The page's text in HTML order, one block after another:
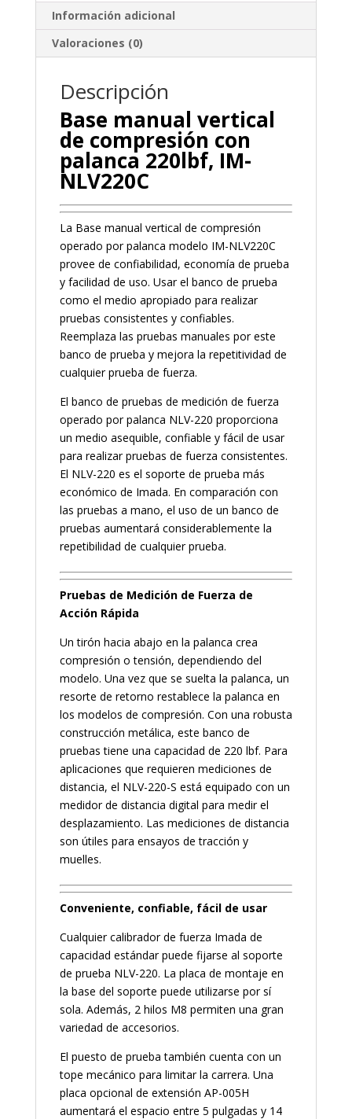
Información adicional
Valoraciones (0)
Descripción
Base manual vertical
de compresión con
palanca 220lbf, IM-
NLV220C
La Base manual vertical de compresión
operado por palanca modelo IM-NLV220C
provee de confiabilidad, economía de prueba
y facilidad de uso. Usar el banco de prueba
como el medio apropiado para realizar
pruebas consistentes y confiables.
Reemplaza las pruebas manuales por este
banco de prueba y mejora la repetitividad de
cualquier prueba de fuerza.
El banco de pruebas de medición de fuerza
operado por palanca NLV-220 proporciona
un medio asequible, confiable y fácil de usar
para realizar pruebas de fuerza consistentes.
El NLV-220 es el soporte de prueba más
económico de Imada. En comparación con
las pruebas a mano, el uso de un banco de
pruebas aumentará considerablemente la
repetibilidad de cualquier prueba.
Pruebas de Medición de Fuerza de
Acción Rápida
Un tirón hacia abajo en la palanca crea
compresión o tensión, dependiendo del
modelo. Una vez que se suelta la palanca, un
resorte de retorno restablece la palanca en
los modelos de compresión. Con una robusta
construcción metálica, este banco de
pruebas tiene una capacidad de 220 lbf. Para
aplicaciones que requieren mediciones de
distancia, el NLV-220-S está equipado con un
medidor de distancia digital para medir el
desplazamiento. Las mediciones de distancia
son útiles para ensayos de tracción y
muelles.
Conveniente, confiable, fácil de usar
Cualquier calibrador de fuerza Imada de
capacidad estándar puede fijarse al soporte
de prueba NLV-220. La placa de montaje en
la base del soporte puede utilizarse por sí
sola. Además, 2 hilos M8 permiten una gran
variedad de accesorios.
El puesto de prueba también cuenta con un
tope mecánico para limitar la carrera. Una
placa opcional de extensión AP-005H
aumentará el espacio entre 5 pulgadas y 14